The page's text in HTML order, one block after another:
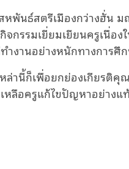
พันธ์สตรีเมืองกว่างฮั่น ม
กรรมเยี่ยมเยียนครูเนื่อ
ำงานอย่างหนักทางการศึ
ล่านี้ก็เพื่อยกย่องเกียรติ
ลือครูแก้ไขปัญหาอย่าง